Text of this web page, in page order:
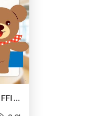
令和時代の PHP Extension の 作り方 〜 FFI を添えて〜